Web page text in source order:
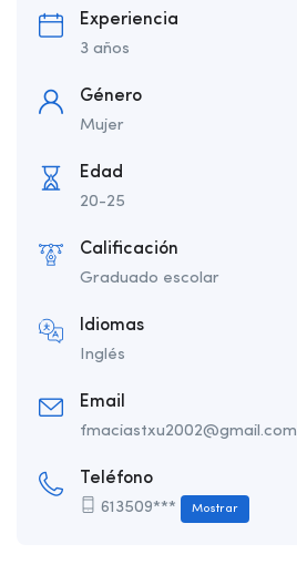
Experiencia
3 años
Género
Mujer
Edad
20-25
Calificación
Graduado escolar
Idiomas
Inglés
Email
fmaciastxu2002@gmail.com
Teléfono
613509*** Mostrar